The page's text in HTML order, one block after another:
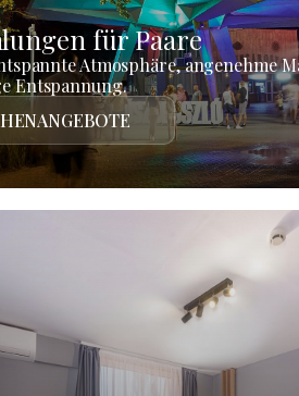
für Paare
Atmosphäre, angenehme
Entspannung.